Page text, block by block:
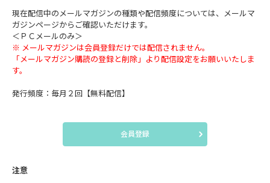
現在配信中のメールマガジンの種類や配信頻度については、メールマ
ガジンページからご確認いただけます。
＜ＰＣメールのみ＞
※ メールマガジンは会員登録だけでは配信されません。
「メールマガジン購読の登録と削除」より配信設定をお願いいたしま
す。
発行頻度：毎月２回【無料配信】
会員登録
注意